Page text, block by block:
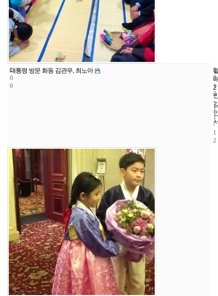
2
0
0
대통령 방문 화동 김관우, 최노아
2
8
7
2
0
1
3
-
1
1
-
1
2